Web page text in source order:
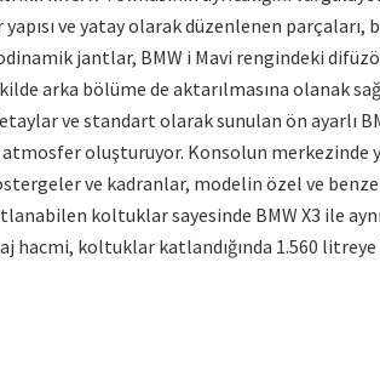
yapısı ve yatay olarak düzenlenen
jantlar, BMW i Mavi rengindeki
arka bölüme de aktarılmasına olanak
ve standart olarak sunulan ön ayarlı
atmosfer oluşturuyor. Konsolun merkezinde
ve kadranlar, modelin özel ve
koltuklar sayesinde BMW X3 ile
hacmi, koltuklar katlandığında 1.560 litreye